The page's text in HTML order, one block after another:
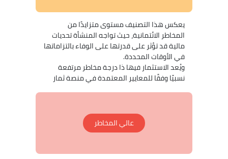
يعكس هذا التصنيف مستوى متزايدًا من
المخاطر الائتمانية، حيث تواجه المنشأة تحديات
مالية قد تؤثر على قدرتها على الوفاء بالتزاماتها
في الأوقات المحددة.
ويُعد الاستثمار فيها ذا درجة مخاطر مرتفعة
نسبيًا وفقًا للمعايير المعتمدة في منصة ثمار
عالي المخاطر